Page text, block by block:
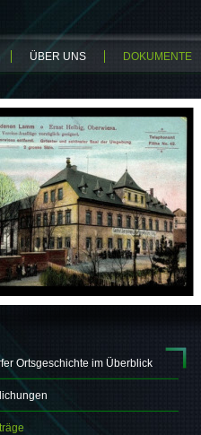
ÜBER UNS DOKUMENTE
Ortsgeschichte im Überblick